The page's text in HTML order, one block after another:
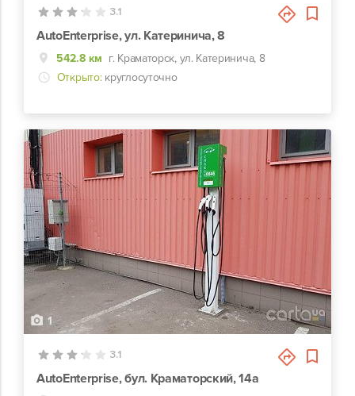
3.1
AutoEnterprise, ул. Катеринича, 8
542.8 км г. Краматорск, ул. Катеринича, 8
Открыто: круглосуточно
1
3.1
AutoEnterprise, бул. Краматорский, 14а